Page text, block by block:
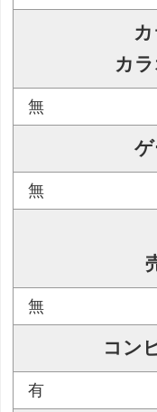
カ
無
無
無
コン
有